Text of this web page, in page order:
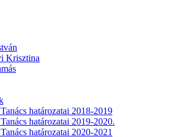
Krisztina
határozatai 2018-2019
határozatai 2019-2020.
határozatai 2020-2021